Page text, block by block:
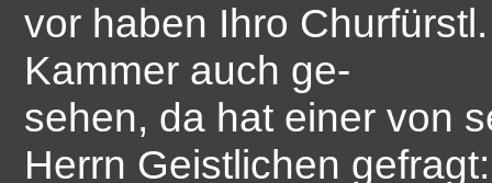
vor haben Ihro
Kammer auch ge-
sehen, da hat einer von
Herrn Geistlichen